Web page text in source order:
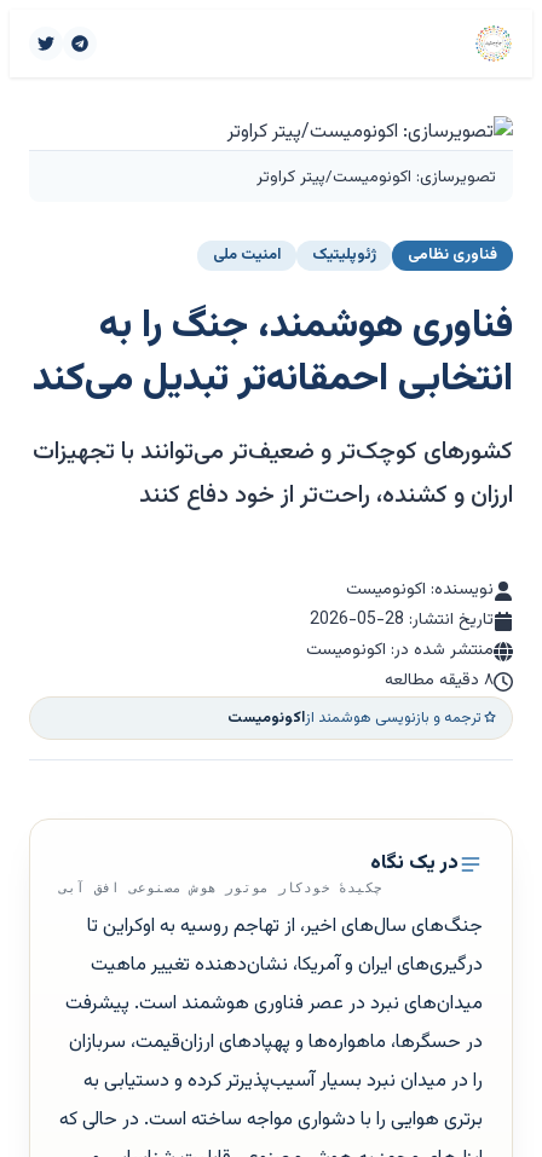
تصویرسازی: اکونومیست/پیتر کراوتر
فناوری نظامی ژئوپلیتیک امنیت ملی
فناوری هوشمند، جنگ را به
انتخابی احمقانه‌تر تبدیل می‌کند
کشورهای کوچک‌تر و ضعیف‌تر می‌توانند با تجهیزات
ارزان و کشنده، راحت‌تر از خود دفاع کنند
نویسنده: اکونومیست
تاریخ انتشار: 2026-05-28
منتشر شده در: اکونومیست
۸ دقیقه مطالعه
ترجمه و بازنویسی هوشمند ازاکونومیست
در یک نگاه
چکیدهٔ خودکار موتور هوش مصنوعی افق آبی
جنگ‌های سال‌های اخیر، از تهاجم روسیه به اوکراین تا
درگیری‌های ایران و آمریکا، نشان‌دهنده تغییر ماهیت
میدان‌های نبرد در عصر فناوری هوشمند است. پیشرفت
در حسگرها، ماهواره‌ها و پهپادهای ارزان‌قیمت، سربازان
را در میدان نبرد بسیار آسیب‌پذیرتر کرده و دستیابی به
برتری هوایی را با دشواری مواجه ساخته است. در حالی که